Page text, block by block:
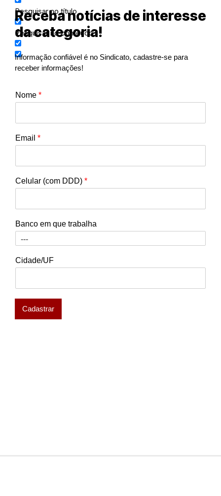
Pesquisar no título
Pesquisar no conteúdo
Receba notícias de interesse
da categoria!
Informação confiável é no Sindicato, cadastre-se para
receber informações!
Nome *
Email *
Celular (com DDD) *
Banco em que trabalha
Cidade/UF
Cadastrar